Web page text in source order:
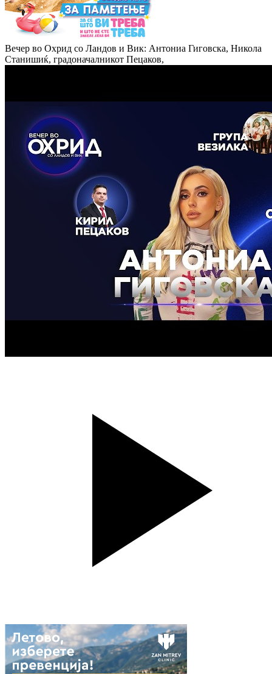
Вечер во Охрид со Ландов и Вик: Антониа Гиговска, Никола
Станишиќ, градоначалникот Пецаков,